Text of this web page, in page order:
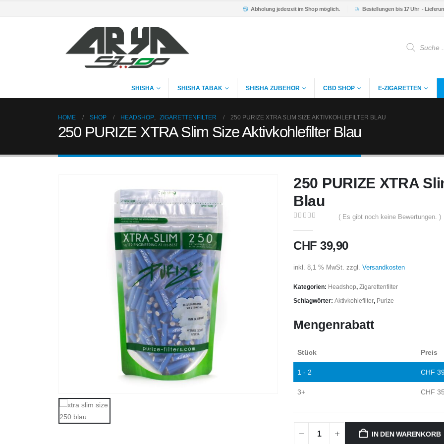
Abholung jederzeit im Shop möglich. Bestellungen bis 17 Uhr-
Products
search
SHISHA SHISHA TABAK SHISHA ZUBEHÖR CBD SHOP E-ZIGARETTEN
HOME SHOP HEADSHOP ZIGARETTENFILTER 250 PURIZE XTRA SLIM SIZE AKTIVKOHLEFILTER BLAU
250 PURIZE XTRA Slim Size Aktivkohlefilter Blau
250 PURIZE XTRA
Blau
( Es gibt noch keine Bewertungen. )
CHF 39,90
inkl. 8,1 % MwSt. zzgl. Versandkosten
Kategorien: Headshop, Zigarettenfilter
Schlagwörter: Aktivkohlefilter, Purize
Mengenrabatt
Stück Preis
1 - 2 CHF
3+ CHF
IN DEN WARENKORB